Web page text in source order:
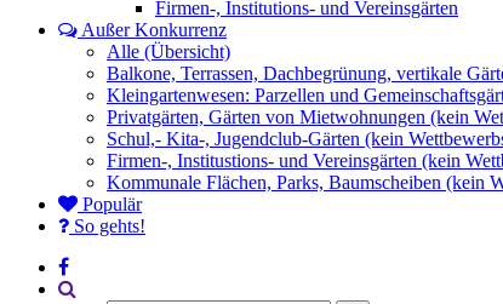
Firmen-, Institutions- und Vereinsgärten
Außer Konkurrenz
Alle (Übersicht)
Balkone, Terrassen, Dachbegrünung, vertikale
Kleingartenwesen: Parzellen und
Privatgärten, Gärten von Mietwohnungen (kein
Schul,- Kita-, Jugendclub-Gärten (kein
Firmen-, Institustions- und Vereinsgärten (kein
Kommunale Flächen, Parks, Baumscheiben (kein
Populär
So gehts!